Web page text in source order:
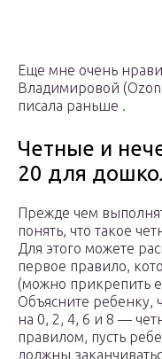
Еще мне очень
Владимировой
писала раньше .
Четные и
20 для
Прежде чем
понять, что такое
Для этого можете
первое правило,
(можно прикрепить
Объясните ребенку,
на 0, 2, 4, 6 и 8 —
правилом, пусть
должны